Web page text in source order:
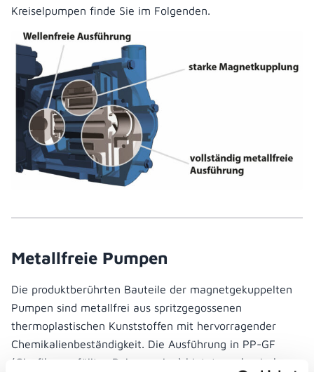
Kreiselpumpen finde Sie im Folgenden.
Metallfreie Pumpen
Die produktberührten Bauteile der magnetgekuppelten
Pumpen sind metallfrei aus spritzgegossenen
thermoplastischen Kunststoffen mit hervorragender
Chemikalienbeständigkeit. Die Ausführung in PP-GF
(Glasfiber gefülltes Polypropylen) bietet mechanische